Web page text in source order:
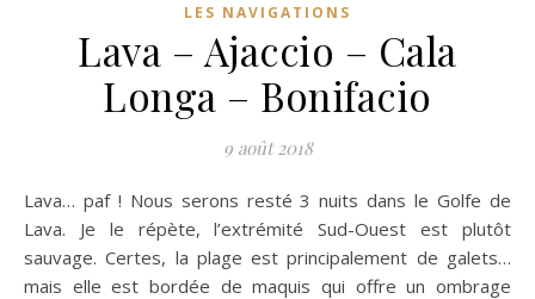
LES NAVIGATIONS
Lava – Ajaccio – Cala
Longa – Bonifacio
9 août 2018
Lava… paf ! Nous serons resté 3 nuits dans le Golfe de
Lava. Je le répète, l’extrémité Sud-Ouest est plutôt
sauvage. Certes, la plage est principalement de galets…
mais elle est bordée de maquis qui offre un ombrage